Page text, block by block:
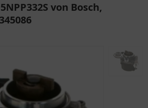
von Bosch,